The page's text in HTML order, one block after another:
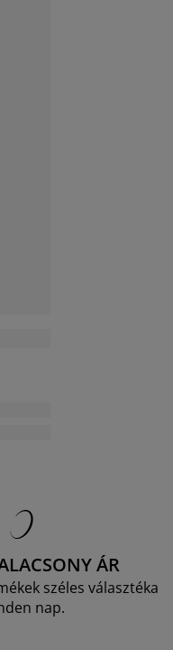
ÁR
széles választéka
nap.